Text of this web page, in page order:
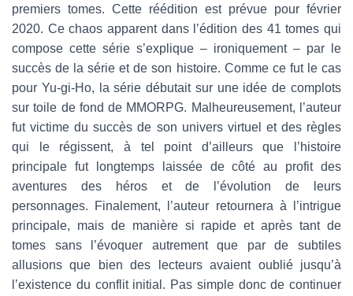
premiers tomes. Cette réédition est prévue pour février
2020. Ce chaos apparent dans l’édition des 41 tomes qui
compose cette série s’explique – ironiquement – par le
succès de la série et de son histoire. Comme ce fut le cas
pour Yu-gi-Ho, la série débutait sur une idée de complots
sur toile de fond de MMORPG. Malheureusement, l’auteur
fut victime du succès de son univers virtuel et des règles
qui le régissent, à tel point d’ailleurs que l’histoire
principale fut longtemps laissée de côté au profit des
aventures des héros et de l’évolution de leurs
personnages. Finalement, l’auteur retournera à l’intrigue
principale, mais de manière si rapide et après tant de
tomes sans l’évoquer autrement que par de subtiles
allusions que bien des lecteurs avaient oublié jusqu’à
l’existence du conflit initial. Pas simple donc de continuer